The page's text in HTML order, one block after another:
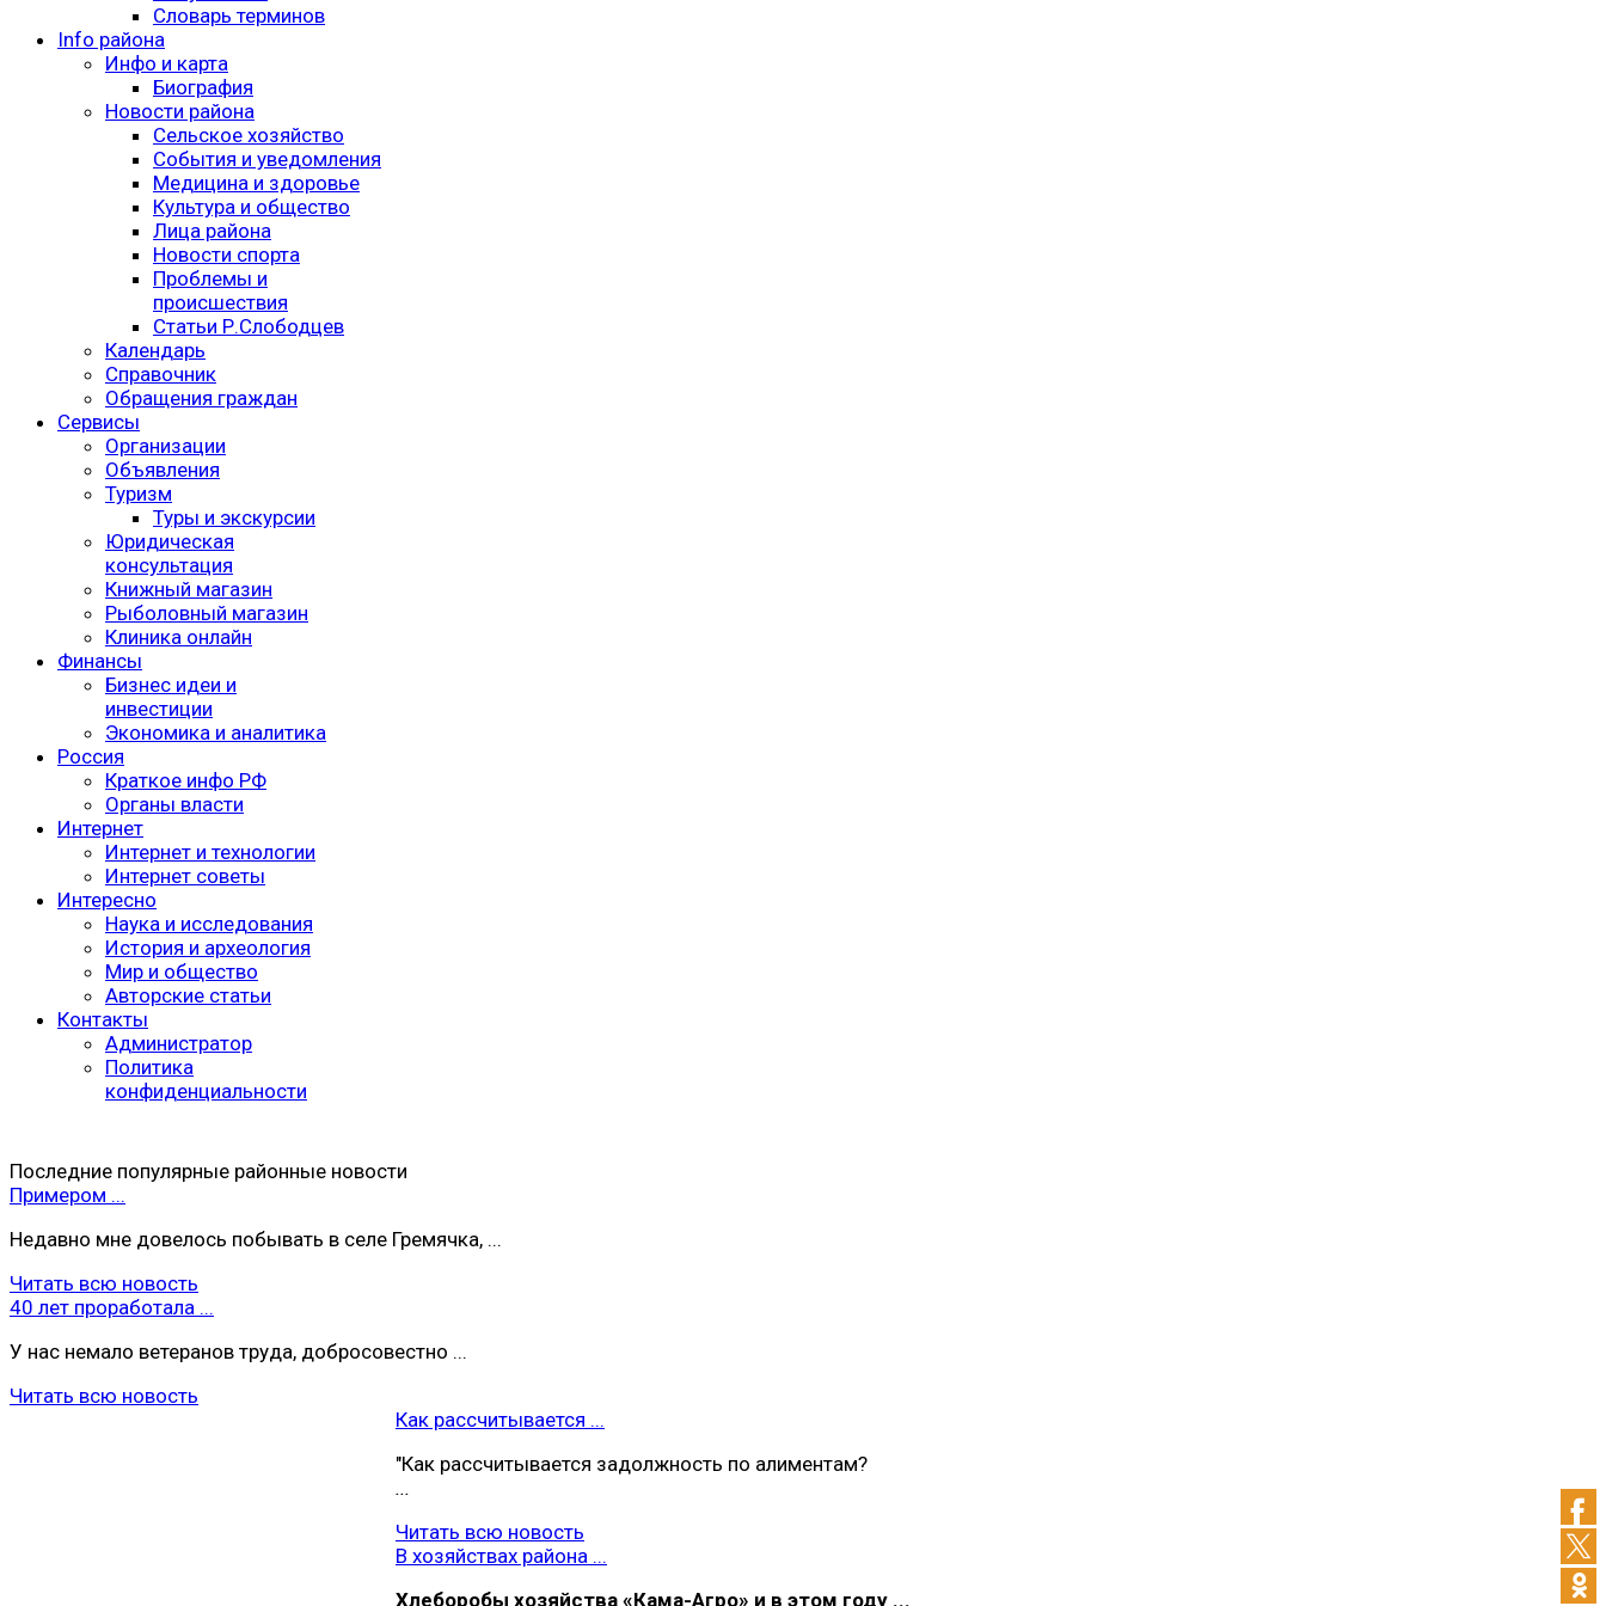
Словарь терминов
Info района
Инфо и карта
Биография
Новости района
Сельское хозяйство
События и уведомления
Медицина и здоровье
Культура и общество
Лица района
Новости спорта
Проблемы и
происшествия
Статьи Р.Слободцев
Календарь
Справочник
Обращения граждан
Сервисы
Организации
Объявления
Туризм
Туры и экскурсии
Юридическая
консультация
Книжный магазин
Рыболовный магазин
Клиника онлайн
Финансы
Бизнес идеи и
инвестиции
Экономика и аналитика
Россия
Краткое инфо РФ
Органы власти
Интернет
Интернет и технологии
Интернет советы
Интересно
Наука и исследования
История и археология
Мир и общество
Авторские статьи
Контакты
Администратор
Политика
конфиденциальности
Последние популярные районные новости
Примером ...
Недавно мне довелось побывать в селе Гремячка, ...
Читать всю новость
40 лет проработала ...
У нас немало ветеранов труда, добросовестно ...
Читать всю новость
Как рассчитывается ...
"Как рассчитывается задолжность по алиментам?
...
Читать всю новость
В хозяйствах района ...
Хлеборобы хoзяйства «Кама-Агро» и в этом году ...